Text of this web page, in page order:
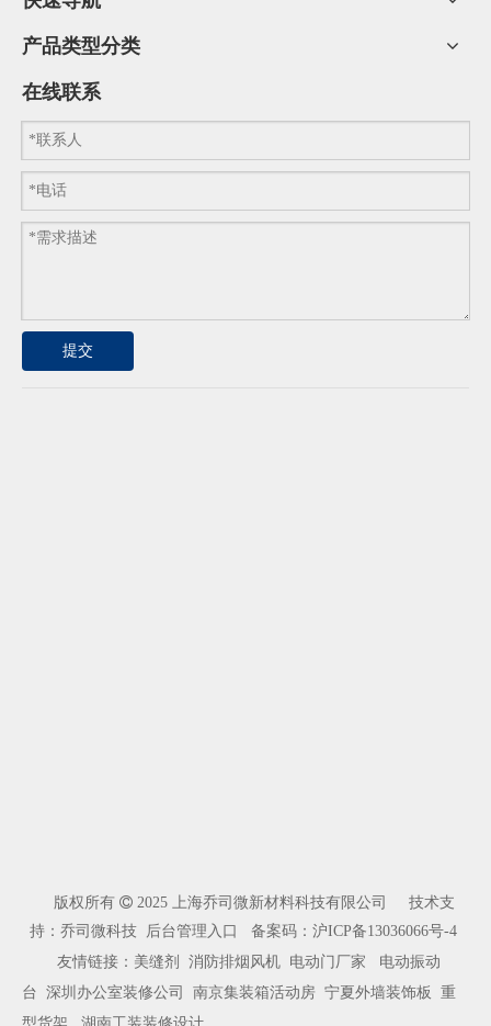
产品类型分类
在线联系
提交
版权所有  2025 上海乔司微新材料科技有限公司 技术支
持：乔司微科技 后台管理入口 备案码： 沪ICP备13036066号-4
友情链接： 美缝剂 消防排烟风机 电动门厂家
电动振动
台 深圳办公室装修公司 南京集装箱活动房 宁夏外墙装饰板
重